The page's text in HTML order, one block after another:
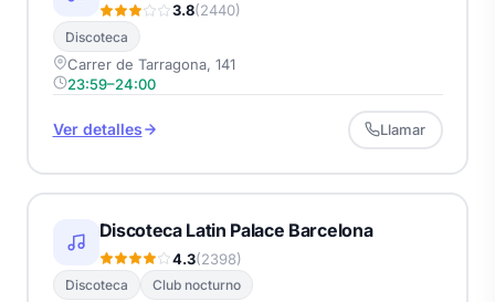
3.8(2440)
Discoteca
Carrer de Tarragona, 141
23:59–24:00
Ver detalles Llamar
Discoteca Latin Palace Barcelona
4.3(2398)
Discoteca Club nocturno